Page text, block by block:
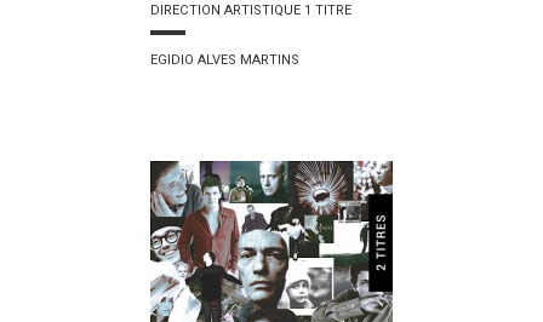
DIRECTION ARTISTIQUE 1 TITRE
EGIDIO ALVES MARTINS